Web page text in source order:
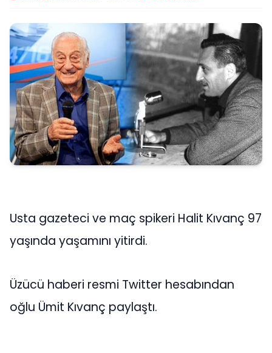
Usta gazeteci ve maç spikeri Halit Kıvanç 97
yaşında yaşamını yitirdi.
Üzücü haberi resmi Twitter hesabından
oğlu Ümit Kıvanç paylaştı.